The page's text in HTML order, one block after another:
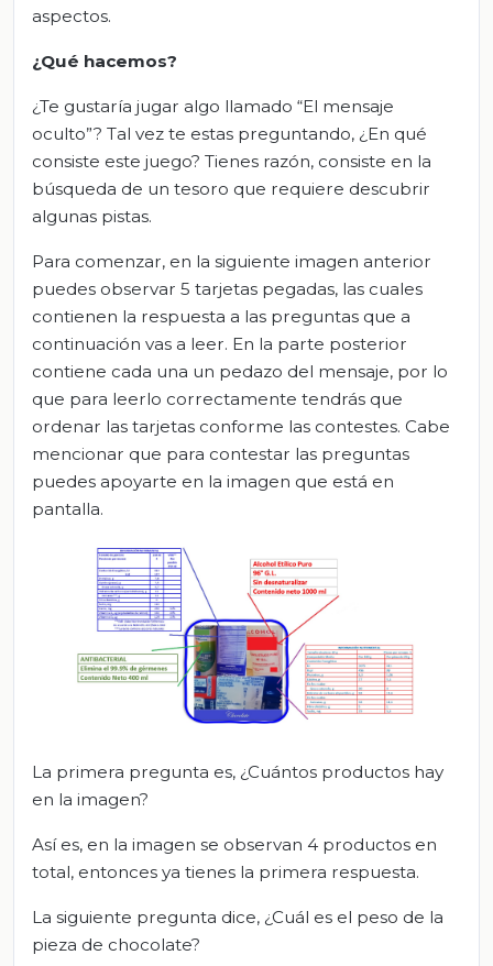
aspectos.
¿Qué hacemos?
¿Te gustaría jugar algo llamado “El mensaje
oculto”? Tal vez te estas preguntando, ¿En qué
consiste este juego? Tienes razón, consiste en la
búsqueda de un tesoro que requiere descubrir
algunas pistas.
Para comenzar, en la siguiente imagen anterior
puedes observar 5 tarjetas pegadas, las cuales
contienen la respuesta a las preguntas que a
continuación vas a leer. En la parte posterior
contiene cada una un pedazo del mensaje, por lo
que para leerlo correctamente tendrás que
ordenar las tarjetas conforme las contestes. Cabe
mencionar que para contestar las preguntas
puedes apoyarte en la imagen que está en
pantalla.
La primera pregunta es, ¿Cuántos productos hay
en la imagen?
Así es, en la imagen se observan 4 productos en
total, entonces ya tienes la primera respuesta.
La siguiente pregunta dice, ¿Cuál es el peso de la
pieza de chocolate?